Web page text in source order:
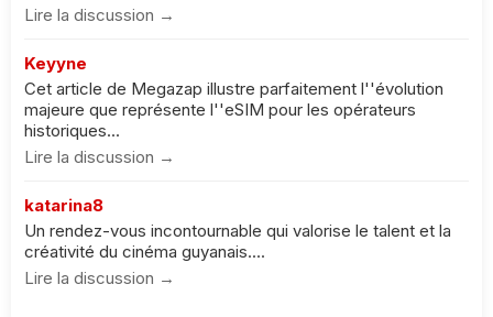
Lire la discussion →
Keyyne
Cet article de Megazap illustre parfaitement l''évolution
majeure que représente l''eSIM pour les opérateurs
historiques...
Lire la discussion →
katarina8
Un rendez-vous incontournable qui valorise le talent et la
créativité du cinéma guyanais....
Lire la discussion →